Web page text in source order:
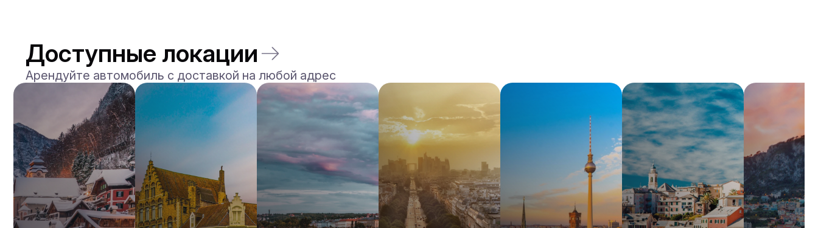
#
Y8QE956N
От 400€
Забронировать сейчас
BMW
X7 xDrive40i M-Sport
2024• внедорожник
YMX7G4EA
От 500
Забронировать сейчас
2023•спорт, кабриолет
YK7ABNWD
От 1500
Забронировать сейчас
Доступные локации
Арендуйте автомобиль с доставкой на любой адрес